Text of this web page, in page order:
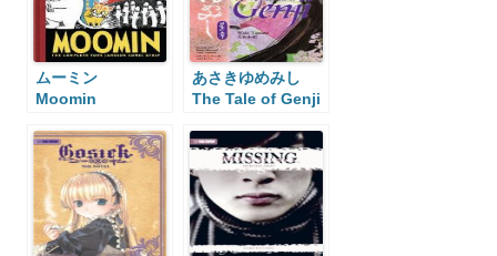
ムーミン
Moomin
あさきゆめみし
The Tale of Genji